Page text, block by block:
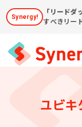
Synergy!
「リードダ
すべきリー
ユビキ